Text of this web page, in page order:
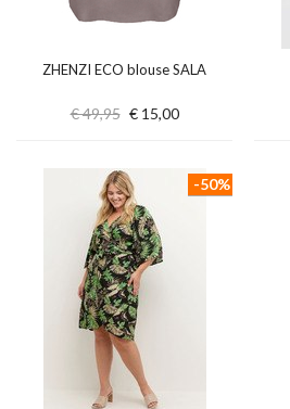
ZHENZI ECO blouse SALA
€ 49,95 € 15,00
-50%